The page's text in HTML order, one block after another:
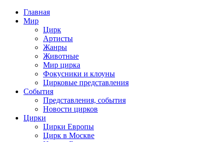
Главная
Мир
Цирк
Артисты
Жанры
Животные
Мир цирка
Фокусники и клоуны
Цирковые представления
События
Представления, события
Новости цирков
Цирки
Цирки Европы
Цирк в Москве